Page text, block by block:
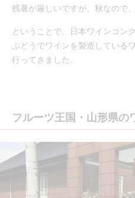
残暑が厳しいですが、秋なので
ということで、日本ワインコン
ぶどうでワインを製造している
行ってきました。
フルーツ王国・山形県の